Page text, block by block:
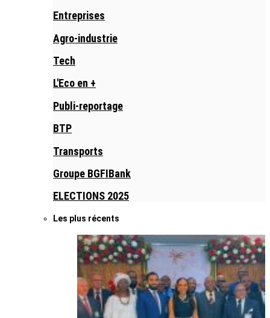
Entreprises
Agro-industrie
Tech
L'Eco en +
Publi-reportage
BTP
Transports
Groupe BGFIBank
ELECTIONS 2025
Les plus récents